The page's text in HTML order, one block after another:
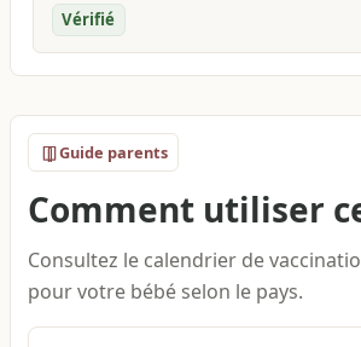
Vérifié
Guide parents
Comment utiliser
Consultez le calendrier de
pour votre bébé selon le pays.